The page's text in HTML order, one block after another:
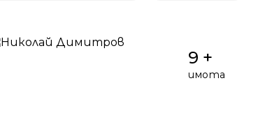
9 +
имота